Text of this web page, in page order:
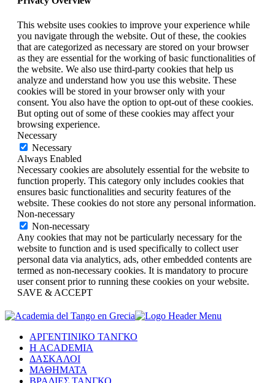
This website uses cookies to improve your experience while
you navigate through the website. Out of these, the cookies
that are categorized as necessary are stored on your browser
as they are essential for the working of basic functionalities of
the website. We also use third-party cookies that help us
analyze and understand how you use this website. These
cookies will be stored in your browser only with your
consent. You also have the option to opt-out of these cookies.
But opting out of some of these cookies may affect your
browsing experience.
Necessary
Necessary
Always Enabled
Necessary cookies are absolutely essential for the website to
function properly. This category only includes cookies that
ensures basic functionalities and security features of the
website. These cookies do not store any personal information.
Non-necessary
Non-necessary
Any cookies that may not be particularly necessary for the
website to function and is used specifically to collect user
personal data via analytics, ads, other embedded contents are
termed as non-necessary cookies. It is mandatory to procure
user consent prior to running these cookies on your website.
SAVE & ACCEPT
ΑΡΓΕΝΤΙΝΙΚΟ ΤΑΝΓΚΟ
Η ACADEMIA
ΔΑΣΚΑΛΟΙ
ΜΑΘΗΜΑΤΑ
ΒΡΑΔΙΕΣ ΤΑΝΓΚΟ